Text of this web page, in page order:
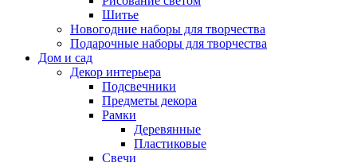
Шитье
Новогодние наборы для творчества
Подарочные наборы для творчества
Дом и сад
Декор интерьера
Подсвечники
Предметы декора
Рамки
Деревянные
Пластиковые
Свечи